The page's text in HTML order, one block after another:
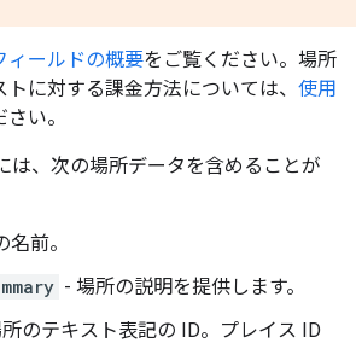
ィールドの概要をご覧ください。場所
に対する課金方法については、 使用
い。
は、次の場所データを含めることが
名前。
- 場所の説明を提供します。
のテキスト表記の ID。プレイス ID